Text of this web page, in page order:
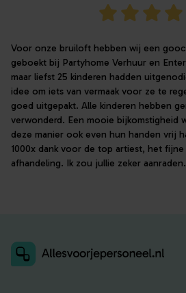
Voor onze bruiloft hebben wij een
geboekt bij Partyhome Verhuur en
maar liefst 25 kinderen hadden
idee om iets van vermaak voor ze te
goed uitgepakt. Alle kinderen hebben
verwonderd. Een mooie bijkomstigheid
deze manier ook even hun handen vrij
1000x dank voor de top artiest, het
afhandeling. Ik zou jullie zeker aanraden.